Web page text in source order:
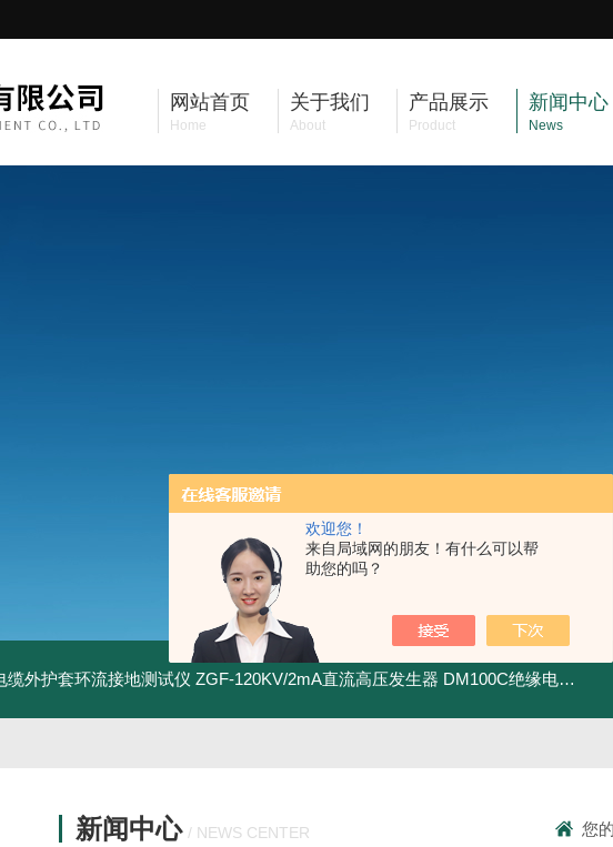
欢迎您！
来自局域网的朋友！有什么可以帮
助您的吗？
网站首页
Home
关于我们
About
产品展示
Product
新闻中心
News
缆外护套环流接地测试仪 ZGF-120KV/2mA直流高压发生器 DM100C绝缘电阻测试仪
新闻中心 / NEWS CENTER 您